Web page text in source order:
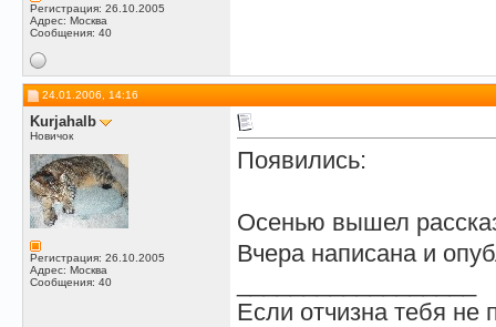
Регистрация: 26.10.2005
Адрес: Москва
Сообщения: 40
24.01.2006, 14:16
Kurjahalb
Новичок
Регистрация: 26.10.2005
Адрес: Москва
Сообщения: 40
Появились:
Осенью вышел
Вчера написана и
Если отчизна тебя не